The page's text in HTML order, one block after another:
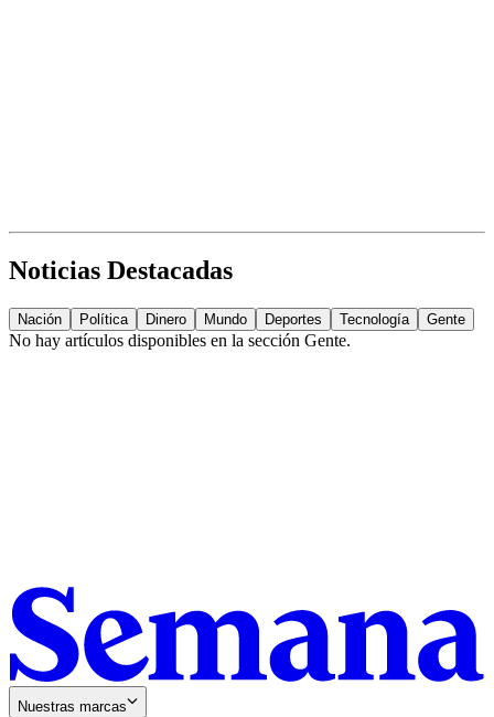
Noticias Destacadas
Nación Política Dinero Mundo Deportes Tecnología Gente
No hay artículos disponibles en la sección Gente.
Nuestras marcas